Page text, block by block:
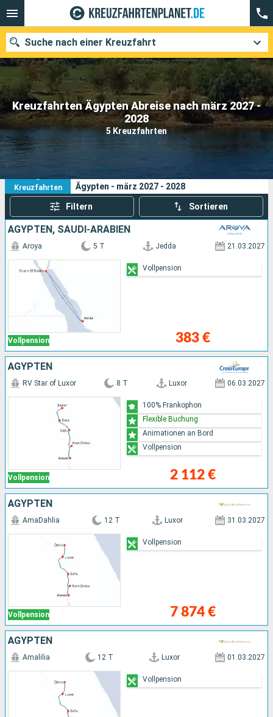
Kreuzfahrten Ägypten Abreise nach märz 2027 -
2028
5 Kreuzfahrten
Suche nach einer Kreuzfahrt
Unsere Ziele
Suchen
5
Kreuzfahrten
Ägypten - märz 2027 - 2028
Filtern Sortieren
ÄGYPTEN, SAUDI-ARABIEN
Vollpension
Aroya 5 T Jedda 21.03.2027
383 €
Vollpension
ÄGYPTEN
Vollpension
RV Star of Luxor 8 T Luxor 06.03.2027
2 112 €
100% Frankophon
Flexible Buchung
Animationen an Bord
Vollpension
ÄGYPTEN
Vollpension
AmaDahlia 12 T Luxor 31.03.2027
7 874 €
Vollpension
ÄGYPTEN
Amalilia 12 T Luxor 01.03.2027
Vollpension